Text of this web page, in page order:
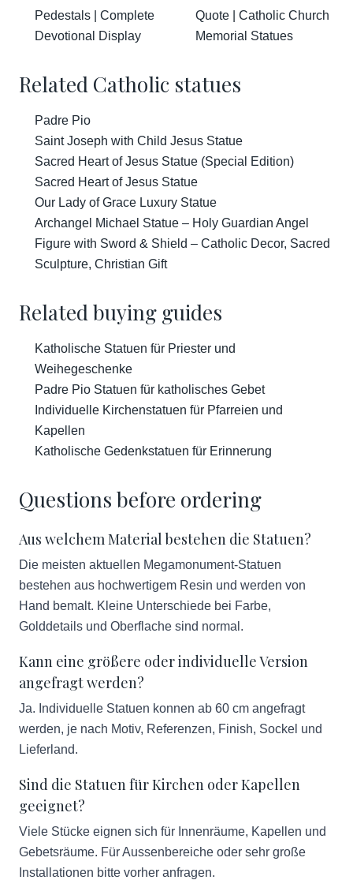
Pedestals | Complete
Devotional Display
Quote | Catholic Church
Memorial Statues
Related Catholic statues
Padre Pio
Saint Joseph with Child Jesus Statue
Sacred Heart of Jesus Statue (Special Edition)
Sacred Heart of Jesus Statue
Our Lady of Grace Luxury Statue
Archangel Michael Statue – Holy Guardian Angel
Figure with Sword & Shield – Catholic Decor, Sacred
Sculpture, Christian Gift
Related buying guides
Katholische Statuen für Priester und
Weihegeschenke
Padre Pio Statuen für katholisches Gebet
Individuelle Kirchenstatuen für Pfarreien und
Kapellen
Katholische Gedenkstatuen für Erinnerung
Questions before ordering
Aus welchem Material bestehen die Statuen?
Die meisten aktuellen Megamonument-Statuen
bestehen aus hochwertigem Resin und werden von
Hand bemalt. Kleine Unterschiede bei Farbe,
Golddetails und Oberflache sind normal.
Kann eine größere oder individuelle Version
angefragt werden?
Ja. Individuelle Statuen konnen ab 60 cm angefragt
werden, je nach Motiv, Referenzen, Finish, Sockel und
Lieferland.
Sind die Statuen für Kirchen oder Kapellen
geeignet?
Viele Stücke eignen sich für Innenräume, Kapellen und
Gebetsräume. Für Aussenbereiche oder sehr große
Installationen bitte vorher anfragen.